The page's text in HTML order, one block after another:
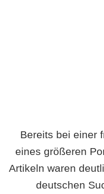
Bereits bei einer
eines größeren
Artikeln waren
deutschen